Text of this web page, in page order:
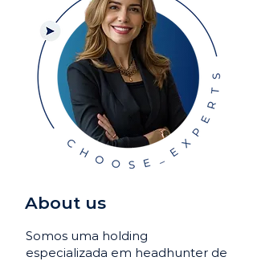
About us
Somos uma holding
especializada em headhunter de